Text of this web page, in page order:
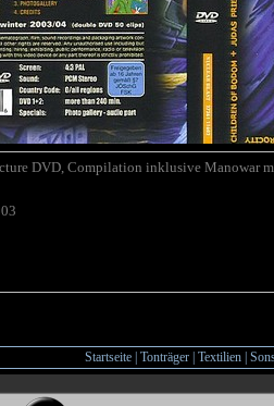
DVD, Compilation inklusive Manowar
Startseite Tonträger Textilien